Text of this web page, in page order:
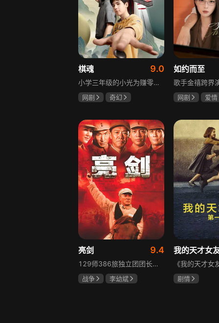
棋魂 9.0
小学三年级的小光为赚零用钱到爷爷家寻宝，偶然翻出旧棋盘，接触棋盘的一瞬间，附身棋盘中的棋士褚嬴的灵魂进入了小光体内。后来小光在学校围棋会所结识少年天才小亮，为测试褚嬴实力，小光贸然与小亮对弈并小胜，他误以为褚嬴棋力平平，小亮却大受打击。数日后小亮再次挑战，再次惨败在褚嬴手下，二人从此成了相爱相杀的棋坛宿敌。在褚嬴指导下，小光进步神速，逐渐对围棋产生兴趣，最终在全国大赛与小亮激战中，褚嬴下出绝妙一局，小光却看出更高一着，终于在自己努力、褚嬴帮助和与小亮的磨练中，独立对弈，燃起真正的棋魂。
网剧
奇幻
如约而至
网剧
爱情
亮剑 9.4
129师386旅独立团团长李云龙敢想敢干、不按规矩办事，脾气火爆性格直爽，带领独立团展现出敢于拼杀的劲头，接连击败坂田连队、山崎大队、山本部队，名声大噪却因屡次犯规遭贬斥。抗战时期他与国军358团团长楚云飞惺惺相惜，徐蚌会战中一较高下双双重伤，养病期间李云龙与护士田雨相恋，两人及亲人战友历经国家沧桑巨变。
战争
李幼斌
我的天才女
剧情